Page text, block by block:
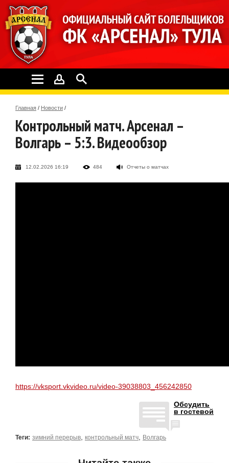
Главная / Новости /
Контрольный матч. Арсенал –
Волгарь – 5:3. Видеообзор
12.02.2026 16:19 484 Отчеты о матчах
https://vksport.vkvideo.ru/video-39038803_456242850
Обсудить
в гостевой
Теги: зимний перерыв контрольный матч Волгарь